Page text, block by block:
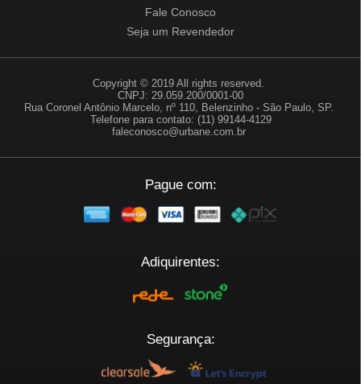
Fale Conosco
Seja um Revendedor
Copyright © 2019 All rights reserved.
CNPJ: 29.059.200/0001-00
Rua Coronel Antônio Marcelo, nº 110, Belenzinho - São Paulo, SP.
Telefone para contato: (11) 99144-4129
faleconosco@urbane.com.br
Pague com:
Adiquirentes:
Segurança: